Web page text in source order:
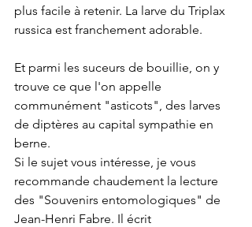
plus facile à retenir. La larve du Triplax
russica est franchement adorable.
Et parmi les suceurs de bouillie, on y
trouve ce que l'on appelle
communément "asticots", des larves
de diptères au capital sympathie en
berne.
Si le sujet vous intéresse, je vous
recommande chaudement la lecture
des "Souvenirs entomologiques" de
Jean-Henri Fabre. Il écrit